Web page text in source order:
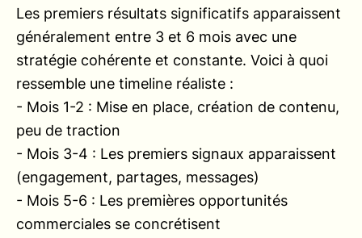
Les premiers résultats significatifs apparaissent
généralement entre 3 et 6 mois avec une
stratégie cohérente et constante. Voici à quoi
ressemble une timeline réaliste :
- Mois 1-2 : Mise en place, création de contenu,
peu de traction
- Mois 3-4 : Les premiers signaux apparaissent
(engagement, partages, messages)
- Mois 5-6 : Les premières opportunités
commerciales se concrétisent